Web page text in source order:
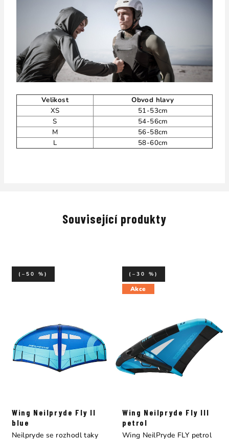
Velikost
Obvod hlavy
XS
51-53cm
S
54-56cm
M
56-58cm
L
58-60cm
Související produkty
Wing Neilpryde Fly II
blue
(–50 %)
Neilpryde se rozhodl taky
Akce
Wing Neilpryde Fly III
petrol
(–30 %)
Wing NeilPryde FLY petrol